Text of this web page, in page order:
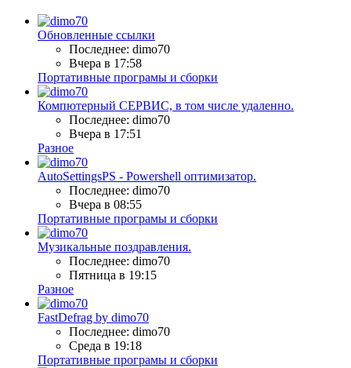
Обновленные ссылки
Последнее: dimo70
Вчера в 17:58
Портативные програмы и сборки
Компютерный СЕРВИС, в том числе удаленно.
Последнее: dimo70
Вчера в 17:51
Разное
AutoSettingsPS - Powershell оптимизатор.
Последнее: dimo70
Вчера в 08:55
Портативные програмы и сборки
Музикальные поздравления.
Последнее: dimo70
Пятница в 19:15
Разное
FastDefrag by dimo70
Последнее: dimo70
Среда в 19:18
Портативные програмы и сборки